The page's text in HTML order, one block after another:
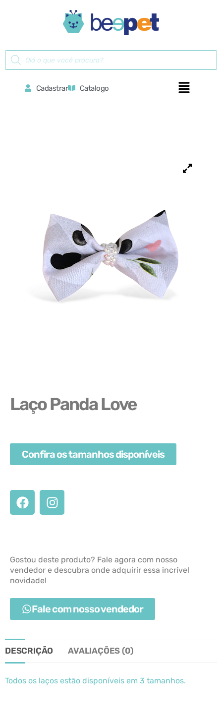
Cadastrar Catalogo
Laço Panda Love
Confira os tamanhos disponíveis
Gostou deste produto? Fale agora com nosso
vendedor e descubra onde adquirir essa incrível
novidade!
Fale com nosso vendedor
DESCRIÇÃO AVALIAÇÕES (0)
Todos os laços estão disponíveis em 3 tamanhos.